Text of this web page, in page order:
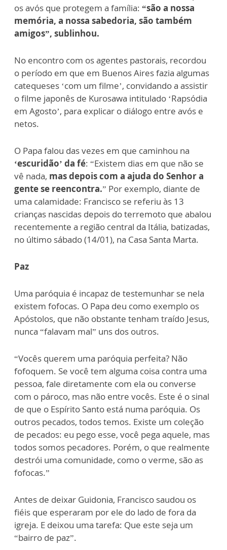
os avós que protegem a família: “são a nossa
memória, a nossa sabedoria, são também
amigos”, sublinhou.
No encontro com os agentes pastorais, recordou
o período em que em Buenos Aires fazia algumas
catequeses ‘com um filme’, convidando a assistir
o filme japonês de Kurosawa intitulado ‘Rapsódia
em Agosto’, para explicar o diálogo entre avós e
netos.
O Papa falou das vezes em que caminhou na
‘escuridão’ da fé: “Existem dias em que não se
vê nada, mas depois com a ajuda do Senhor a
gente se reencontra.” Por exemplo, diante de
uma calamidade: Francisco se referiu às 13
crianças nascidas depois do terremoto que abalou
recentemente a região central da Itália, batizadas,
no último sábado (14/01), na Casa Santa Marta.
Paz
Uma paróquia é incapaz de testemunhar se nela
existem fofocas. O Papa deu como exemplo os
Apóstolos, que não obstante tenham traído Jesus,
nunca “falavam mal” uns dos outros.
“Vocês querem uma paróquia perfeita? Não
fofoquem. Se você tem alguma coisa contra uma
pessoa, fale diretamente com ela ou converse
com o pároco, mas não entre vocês. Este é o sinal
de que o Espírito Santo está numa paróquia. Os
outros pecados, todos temos. Existe um coleção
de pecados: eu pego esse, você pega aquele, mas
todos somos pecadores. Porém, o que realmente
destrói uma comunidade, como o verme, são as
fofocas.”
Antes de deixar Guidonia, Francisco saudou os
fiéis que esperaram por ele do lado de fora da
igreja. E deixou uma tarefa: Que este seja um
“bairro de paz”.